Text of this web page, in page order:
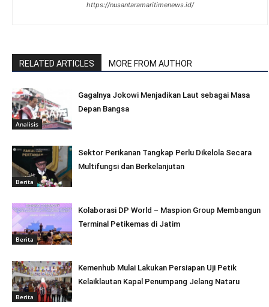
https://nusantaramaritimenews.id/
RELATED ARTICLES MORE FROM AUTHOR
Analisis
Gagalnya Jokowi Menjadikan Laut sebagai Masa
Depan Bangsa
Berita
Sektor Perikanan Tangkap Perlu Dikelola Secara
Multifungsi dan Berkelanjutan
Berita
Kolaborasi DP World – Maspion Group Membangun
Terminal Petikemas di Jatim
Berita
Kemenhub Mulai Lakukan Persiapan Uji Petik
Kelaiklautan Kapal Penumpang Jelang Nataru